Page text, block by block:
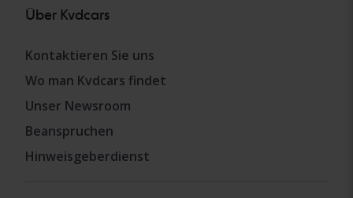
Über Kvdcars
Kontaktieren Sie uns
Wo man Kvdcars findet
Unser Newsroom
Beanspruchen
Hinweisgeberdienst